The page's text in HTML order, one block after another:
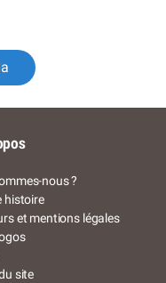
nous ?
histoire
et mentions légales
site